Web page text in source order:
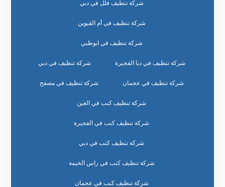
شركة تنظيف فلل في دبي
شركة تنظيف في أم القيوين
شركة تنظيف في ابوظبي
شركة تنظيف في دبا الفجيرة شركة تنظيف في دبي
شركة تنظيف في عجمان شركة تنظيف في مصفح
شركة تنظيف كنب في العين
شركة تنظيف كنب في الفجيرة
شركة تنظيف كنب في دبي
شركة تنظيف كنب في راس الخيمة
شركة تنظيف كنب في عجمان